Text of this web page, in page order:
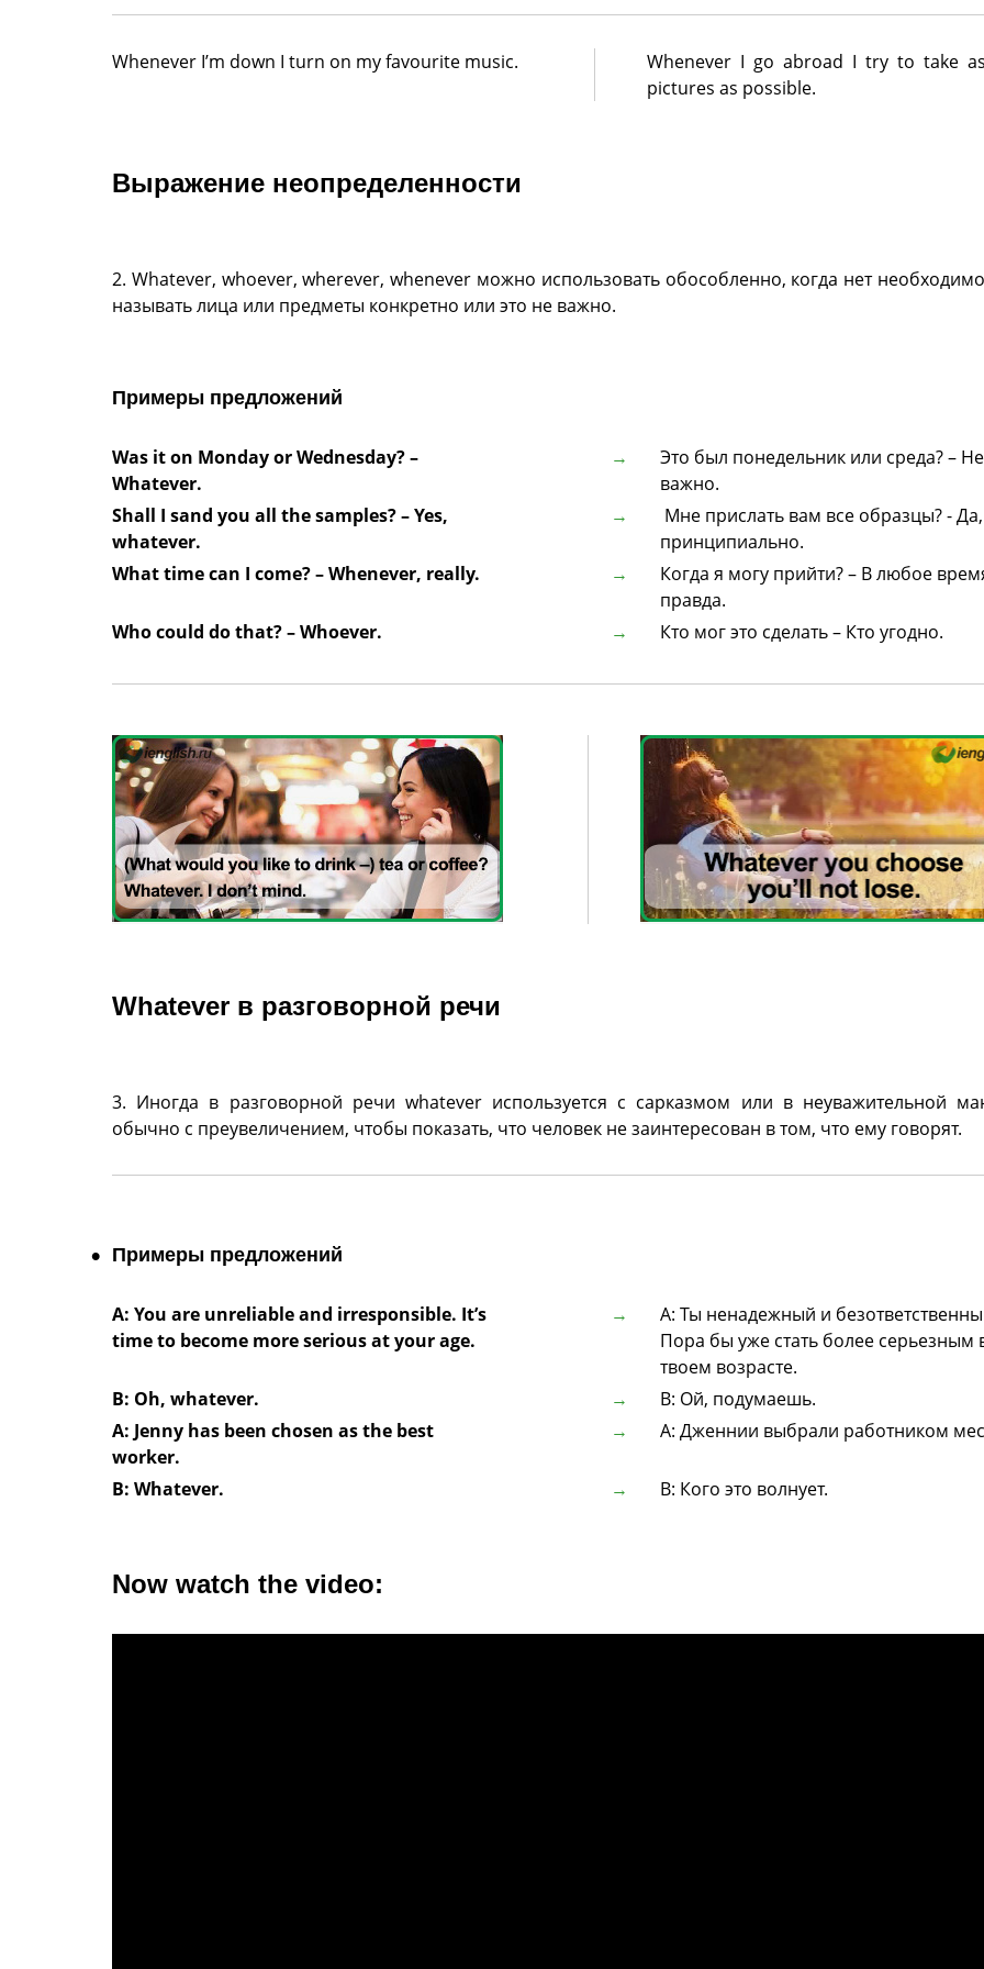
Whenever I’m down I turn on my favourite music.
Whenever I go abroad I try to take
pictures as possible.
Выражение неопределенности
2. Whatever, whoever, wherever, whenever можно использовать обособленно, когда нет
называть лица или предметы конкретно или это не важно.
Примеры предложений
Was it on Monday or Wednesday? –
Whatever.
Это был понедельник или среда? – Не
важно.
Shall I sand you all the samples? – Yes,
whatever.
Мне прислать вам все образцы? -
принципиально.
What time can I come? – Whenever, really.
Когда я могу прийти? – В любое
правда.
Who could do that? – Whoever.
Кто мог это сделать – Кто угодно.
Whatever в разговорной речи
3. Иногда в разговорной речи whatever используется с сарказмом или в неуважительной
обычно с преувеличением, чтобы показать, что человек не заинтересован в том, что ему говорят.
Примеры предложений
A: You are unreliable and irresponsible. It’s
time to become more serious at your age.
А: Ты ненадежный и
Пора бы уже стать более серьезным
твоем возрасте.
B: Oh, whatever.
В: Ой, подумаешь.
А: Jenny has been chosen as the best
worker.
A: Дженнии выбрали работником
B: Whatever. В: Кого это волнует.
Now watch the video: